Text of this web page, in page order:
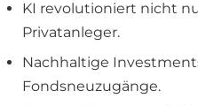
KI revolutioniert nicht
Privatanleger.
Nachhaltige
Fondsneuzugänge.